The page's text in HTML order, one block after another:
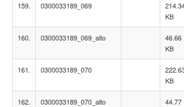
159. 0300033189_069
KB
160. 0300033189_069_alto
46.66
KB
161. 0300033189_070
KB
162. 0300033189_070_alto
44.77